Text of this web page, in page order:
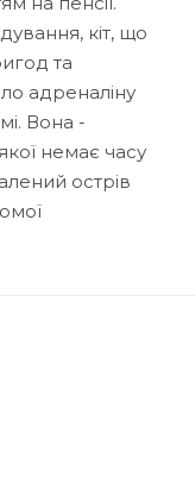
кіт, що
та
адреналіну
Вона -
немає часу
острів